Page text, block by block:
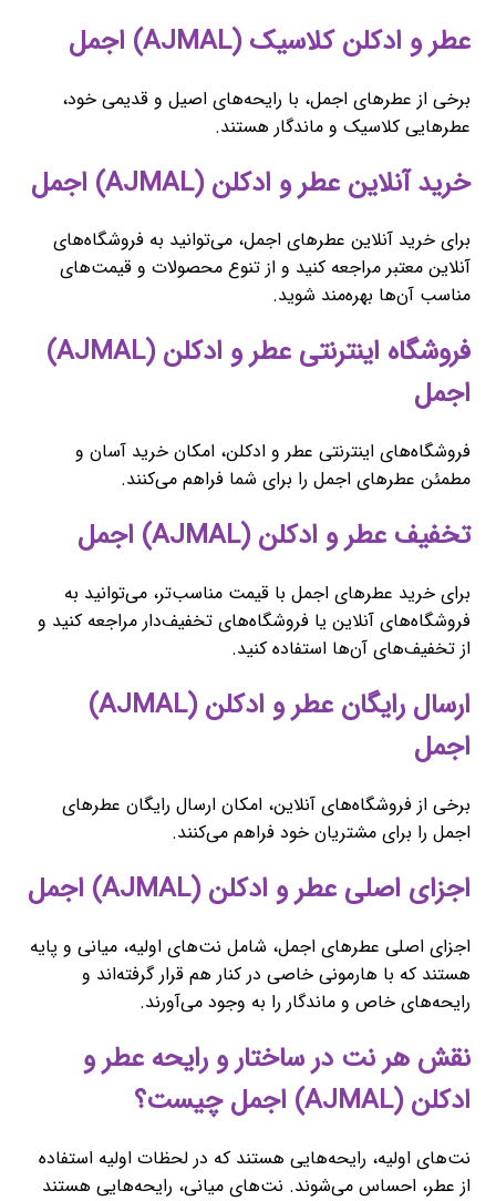
عطر و ادکلن کلاسیک (AJMAL) اجمل
برخی از عطرهای اجمل، با رایحه‌های اصیل و قدیمی خود،
عطرهایی کلاسیک و ماندگار هستند.
خرید آنلاین عطر و ادکلن (AJMAL) اجمل
برای خرید آنلاین عطرهای اجمل، می‌توانید به فروشگاه‌های
آنلاین معتبر مراجعه کنید و از تنوع محصولات و قیمت‌های
مناسب آن‌ها بهره‌مند شوید.
فروشگاه اینترنتی عطر و ادکلن (AJMAL)
اجمل
فروشگاه‌های اینترنتی عطر و ادکلن، امکان خرید آسان و
مطمئن عطرهای اجمل را برای شما فراهم می‌کنند.
تخفیف عطر و ادکلن (AJMAL) اجمل
برای خرید عطرهای اجمل با قیمت مناسب‌تر، می‌توانید به
فروشگاه‌های آنلاین یا فروشگاه‌های تخفیف‌دار مراجعه کنید و
از تخفیف‌های آن‌ها استفاده کنید.
ارسال رایگان عطر و ادکلن (AJMAL)
اجمل
برخی از فروشگاه‌های آنلاین، امکان ارسال رایگان عطرهای
اجمل را برای مشتریان خود فراهم می‌کنند.
اجزای اصلی عطر و ادکلن (AJMAL) اجمل
اجزای اصلی عطرهای اجمل، شامل نت‌های اولیه، میانی و پایه
هستند که با هارمونی خاصی در کنار هم قرار گرفته‌اند و
رایحه‌های خاص و ماندگار را به وجود می‌آورند.
نقش هر نت در ساختار و رایحه عطر و
ادکلن (AJMAL) اجمل چیست؟
نت‌های اولیه، رایحه‌هایی هستند که در لحظات اولیه استفاده
از عطر، احساس می‌شوند. نت‌های میانی، رایحه‌هایی هستند